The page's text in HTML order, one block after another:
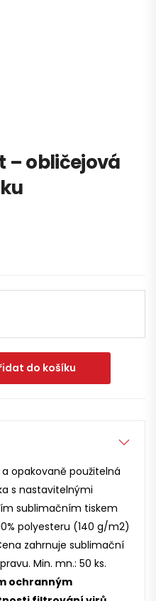
– obličejová
do košíku
opakovaně použitelná
s nastavitelnými
sublimačním tiskem
polyesteru (140 g/m2)
zahrnuje sublimační
Min. mn.: 50 ks.
ochranným